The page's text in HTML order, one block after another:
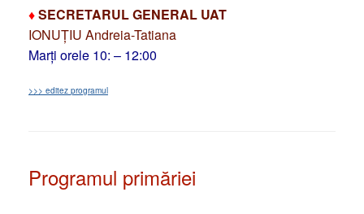
♦SECRETARUL GENERAL UAT
IONUȚIU Andreia-Tatiana
Marți orele 10: – 12:00
>>> editez programul
Programul primăriei